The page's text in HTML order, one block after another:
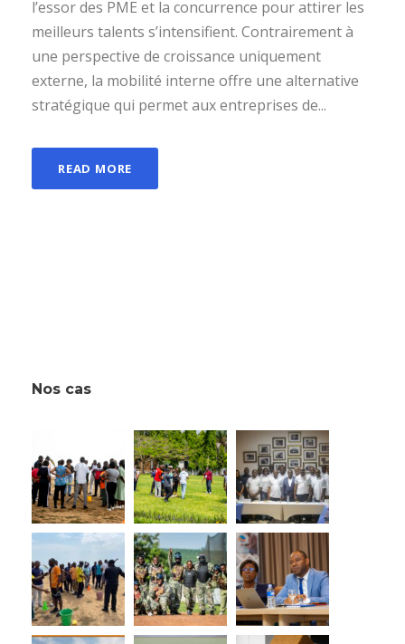
l’essor des PME et la concurrence pour attirer les
meilleurs talents s’intensifient. Contrairement à
une perspective de croissance uniquement
externe, la mobilité interne offre une alternative
stratégique qui permet aux entreprises de...
READ MORE
Nos cas